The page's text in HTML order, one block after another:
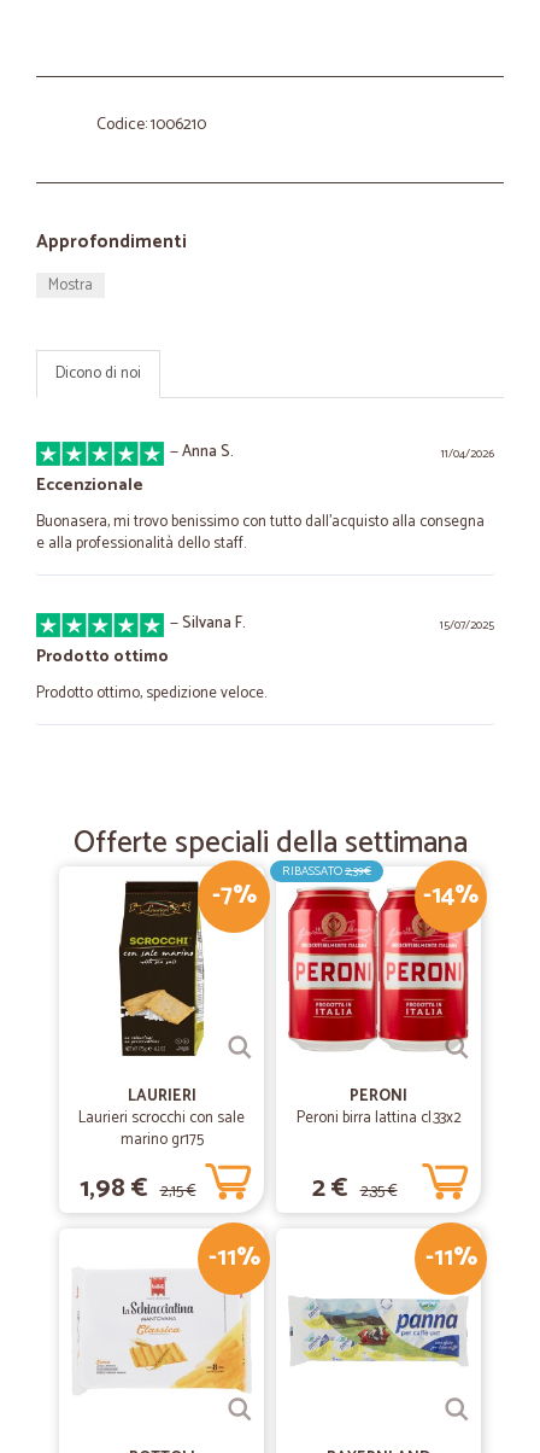
Codice: 1006210
Approfondimenti
Mostra
Dicono di noi
11/04/2026
—Anna S.
Eccenzionale
Buonasera, mi trovo benissimo con tutto dall'acquisto alla consegna
e alla professionalità dello staff.
15/07/2025
—Silvana F.
Prodotto ottimo
Prodotto ottimo, spedizione veloce.
L'ordine è arrivato subito. Prezzo conveniente.
27/08/2022
— Antongiulio V.
Bravi economici e rapidissimi nella…
Bravi economici e rapidissimi nella consegna.
Tutto perfetto consigliatissimo
Tutto perfetto consigliatissimo
19/05/2021
Tiziana C.
Eccezionale!
—Sara C.
Offerte speciali della settimana
-7%
LAURIERI
Laurieri scrocchi con sale
marino gr175
1,98 € 2,15 €
-14%
RIBASSATO2,39€
PERONI
Peroni birra lattina cl.33x2
2 € 2,35 €
-11% -11%